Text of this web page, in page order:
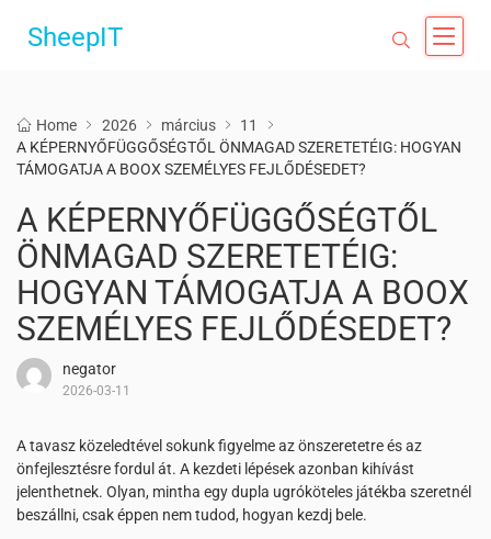
SheepIT
Home 2026 március
11
A KÉPERNYŐFÜGGŐSÉGTŐL ÖNMAGAD SZERETETÉIG: HOGYAN
TÁMOGATJA A BOOX SZEMÉLYES FEJLŐDÉSEDET?
A KÉPERNYŐFÜGGŐSÉGTŐL
ÖNMAGAD SZERETETÉIG:
HOGYAN TÁMOGATJA A BOOX
SZEMÉLYES FEJLŐDÉSEDET?
negator
2026-03-11
A tavasz közeledtével sokunk figyelme az önszeretetre és az
önfejlesztésre fordul át. A kezdeti lépések azonban kihívást
jelenthetnek. Olyan, mintha egy dupla ugróköteles játékba szeretnél
beszállni, csak éppen nem tudod, hogyan kezdj bele.